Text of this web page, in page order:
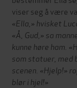
viser seg å være
«Ella,» hvisket
«Å, Gud,» sa
kunne høre ham.
som statuer, med
scenen. «Hjelp!»
blør i hjel!»